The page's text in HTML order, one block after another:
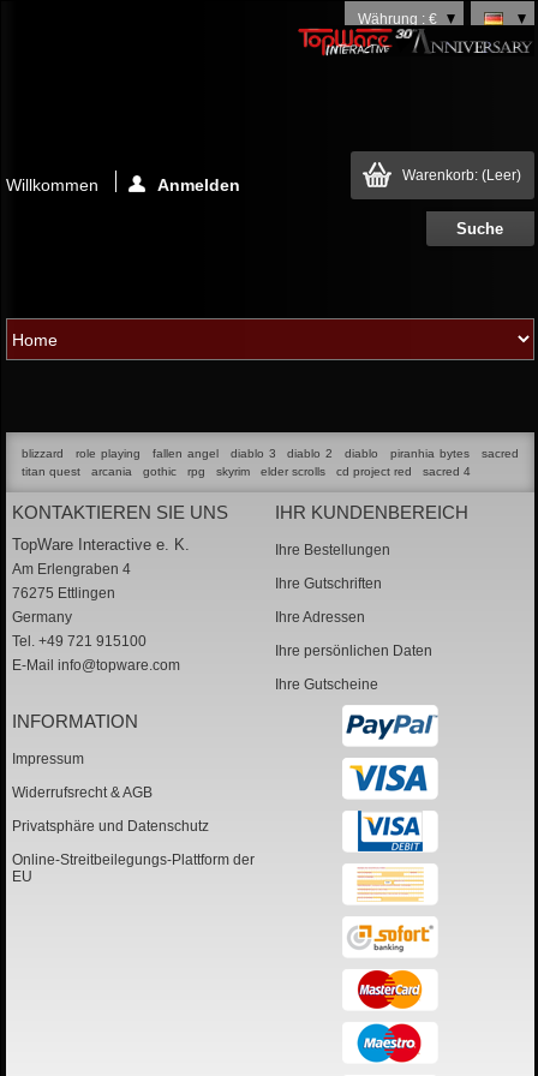
Währung : €
Warenkorb: (Leer)
Willkommen Anmelden
blizzard role playing fallen angel diablo 3 diablo 2 diablo piranhia bytes
sacred
titan quest
arcania gothic rpg skyrim elder scrolls cd project red sacred 4
KONTAKTIEREN SIE UNS
TopWare Interactive e. K.
Am Erlengraben 4
76275 Ettlingen
Germany
Tel. +49 721 915100
E-Mail info@topware.com
IHR KUNDENBEREICH
Ihre Bestellungen
Ihre Gutschriften
Ihre Adressen
Ihre persönlichen Daten
Ihre Gutscheine
INFORMATION
Impressum
Widerrufsrecht & AGB
Privatsphäre und Datenschutz
Online-Streitbeilegungs-Plattform der
EU